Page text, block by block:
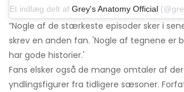
Et indlæg delt af Grey's Anatomy Official (@greysabc)
”Nogle af de stærkeste episoder sker i
skrev en anden fan. 'Nogle af tegnene er
har gode historier.'
Fans elsker også de mange omtaler af
yndlingsfigurer fra tidligere sæsoner.